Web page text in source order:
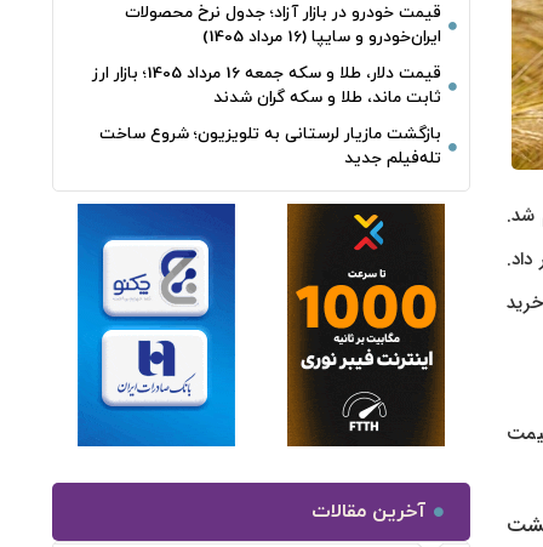
بیمه) اعلام شد.
قیمت خودرو در بازار آزاد؛ جدول نرخ محصولات
ایران‌خودرو و سایپا (16 مرداد 1405)
قیمت دلار، طلا و سکه جمعه 16 مرداد 1405؛ بازار ارز
ثابت ماند، طلا و سکه گران شدند
بازگشت مازیار لرستانی به تلویزیون؛ شروع ساخت
تله‌فیلم جدید
آخرین مقالات